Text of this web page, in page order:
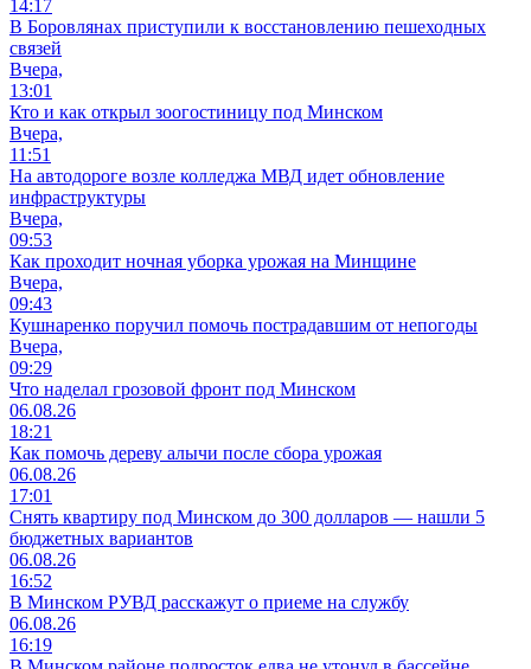
14:17
В Боровлянах приступили к восстановлению пешеходных
связей
Вчера,
13:01
Кто и как открыл зоогостиницу под Минском
Вчера,
11:51
На автодороге возле колледжа МВД идет обновление
инфраструктуры
Вчера,
09:53
Как проходит ночная уборка урожая на Минщине
Вчера,
09:43
Кушнаренко поручил помочь пострадавшим от непогоды
Вчера,
09:29
Что наделал грозовой фронт под Минском
06.08.26
18:21
Как помочь дереву алычи после сбора урожая
06.08.26
17:01
Снять квартиру под Минском до 300 долларов — нашли 5
бюджетных вариантов
06.08.26
16:52
В Минском РУВД расскажут о приеме на службу
06.08.26
16:19